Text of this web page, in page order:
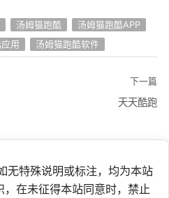
汤姆猫跑酷
汤姆猫跑酷APP
用 汤姆猫跑酷软件
下一篇
天天酷跑
无特殊说明或标注，均为本站
在未征得本站同意时，禁止